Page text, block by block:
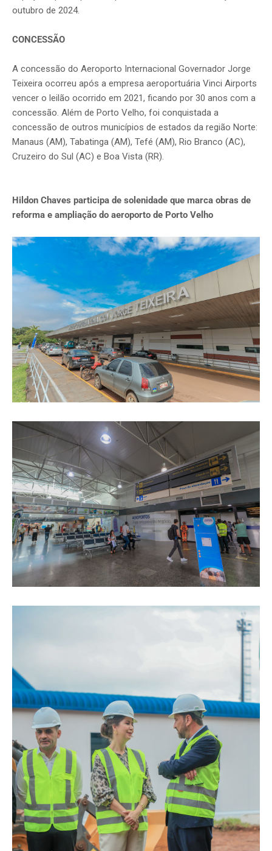
outubro de 2024.
CONCESSÃO
A concessão do Aeroporto Internacional Governador Jorge
Teixeira ocorreu após a empresa aeroportuária Vinci Airports
vencer o leilão ocorrido em 2021, ficando por 30 anos com a
concessão. Além de Porto Velho, foi conquistada a
concessão de outros municípios de estados da região Norte:
Manaus (AM), Tabatinga (AM), Tefé (AM), Rio Branco (AC),
Cruzeiro do Sul (AC) e Boa Vista (RR).
Hildon Chaves participa de solenidade que marca obras de
reforma e ampliação do aeroporto de Porto Velho